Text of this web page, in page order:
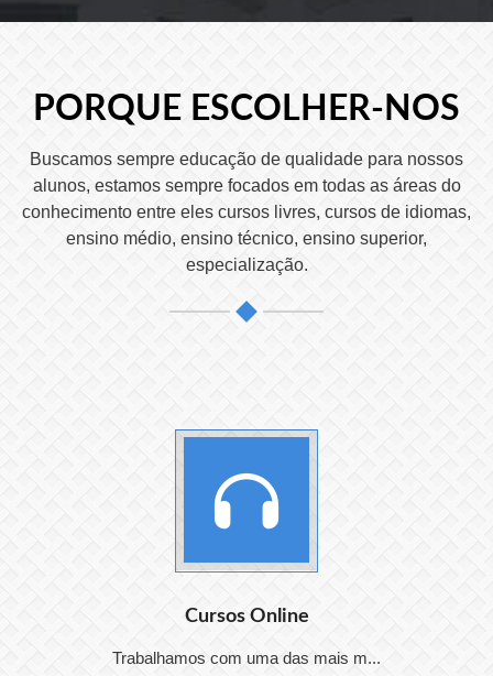
PORQUE ESCOLHER-NOS
Buscamos sempre educação de qualidade para nossos
alunos, estamos sempre focados em todas as áreas do
conhecimento entre eles cursos livres, cursos de idiomas,
ensino médio, ensino técnico, ensino superior,
especialização.
Cursos Online
Trabalhamos com uma das mais m...